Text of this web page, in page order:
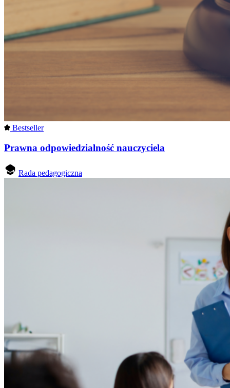
Bestseller
Prawna odpowiedzialność nauczyciela
Rada pedagogiczna